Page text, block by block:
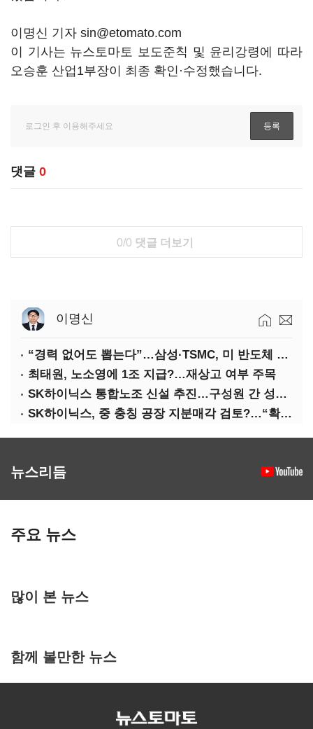
이명신 기자 sin@etomato.com
이 기사는 뉴스토마토 보도준칙 및 윤리강령에 따라
오승훈 산업1부장이 최종 확인·수정했습니다.
댓글 0
0/0 댓글 더보기
이명신
“경력 없어도 뽑는다”…삼성·TSMC, 미 반도체 인재 쟁탈전
최태원, 노소영에 1조 지급?…재상고 여부 주목
SK하이닉스 통합노조 신설 추진…구성원 간 성과급 불만 확산
SK하이닉스, 중 충칭 공장 지분매각 검토?…“확정된 바 없어”
뉴스리듬
주요 뉴스
많이 본 뉴스
함께 볼만한 뉴스